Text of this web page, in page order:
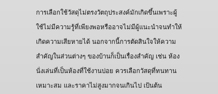
การเลือกใช้วัสดุไม่ตรงวัตถุประสงค์มักเกิดขึ้นเพราะผู้
ใช้ไม่มีความรู้ที่เพียงพอหรืออาจไม่มีผู้แนะนำจนทำให้
เกิดความเสียหายได้ นอกจากนี้การตัดสินใจให้ความ
สำคัญในส่วนต่างๆ ของบ้านก็เป็นเรื่องสำคัญ เช่น ห้อง
นั่งเล่นที่เป็นห้องที่ใช้งานบ่อย ควรเลือกวัสดุที่ทนทาน
เหมาะสม และราคาไม่สูงมากจนเกินไป เป้นต้น